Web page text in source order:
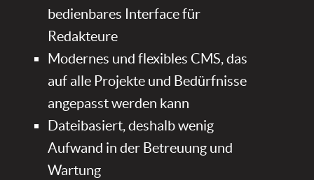
bedienbares Interface für
Redakteure
Modernes und flexibles CMS, das
auf alle Projekte und Bedürfnisse
angepasst werden kann
Dateibasiert, deshalb wenig
Aufwand in der Betreuung und
Wartung